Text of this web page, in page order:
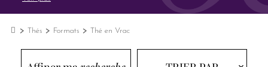
Thés Formats Thé en Vrac